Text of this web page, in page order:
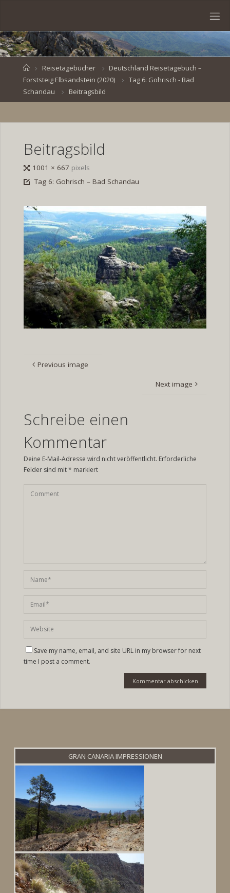
content
VEN
BR
DE
HomeReisetagebücher
Deutschland Reisetagebuch –
Forststeig Elbsandstein (2020)
Tag 6: Gohrisch - Bad
Schandau
Beitragsbild
Beitragsbild
Full
size
1001 × 667 pixels
Tag 6: Gohrisch – Bad Schandau
Previous image
Next image
Schreibe einen
Kommentar
Deine E-Mail-Adresse wird nicht veröffentlicht. Erforderliche
Felder sind mit* markiert
Save my name, email, and site URL in my browser for next
time I post a comment.
GRAN CANARIA IMPRESSIONEN